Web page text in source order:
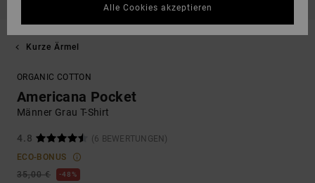
Kurze Ärmel
ORGANIC COTTON
Americana Pocket
Männer Grau T-Shirt
4.8
(6 BEWERTUNGEN)
ECO-BONUS
35,00 €
48%
Alle Cookies akzeptieren